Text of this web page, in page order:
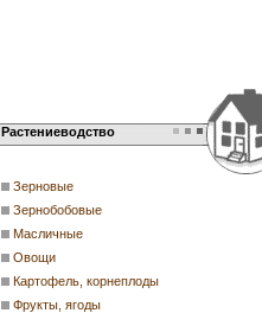
Растениеводство
Зерновые
Зернобобовые
Масличные
Овощи
Картофель, корнеплоды
Фрукты, ягоды